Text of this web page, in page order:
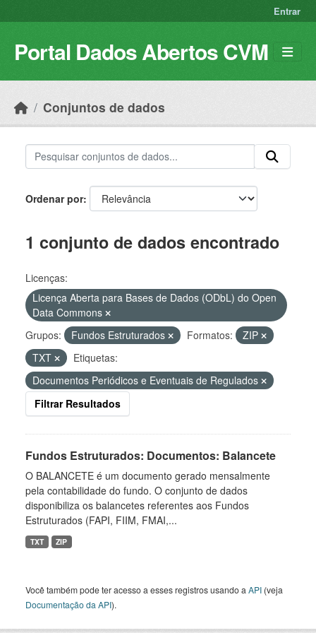
Entrar
Portal Dados Abertos CVM
Conjuntos de dados
Ordenar por
1 conjunto de dados encontrado
Licenças:
Licença Aberta para Bases de Dados (ODbL) do Open
Data Commons
Grupos:
Fundos Estruturados Formatos:
ZIP
TXT
Etiquetas:
Documentos Periódicos e Eventuais de Regulados
Filtrar Resultados
Fundos Estruturados: Documentos: Balancete
O BALANCETE é um documento gerado mensalmente
pela contabilidade do fundo. O conjunto de dados
disponibiliza os balancetes referentes aos Fundos
Estruturados (FAPI, FIIM, FMAI,...
TXT ZIP
Você também pode ter acesso a esses registros usando a API (veja
Documentação da API).